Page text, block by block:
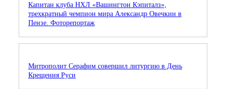
Капитан клуба НХЛ «Вашингтон Кэпиталз»,
трехкратный чемпион мира Александр Овечкин в
Пензе. Фоторепортаж
Митрополит Серафим совершил литургию в День
Крещения Руси